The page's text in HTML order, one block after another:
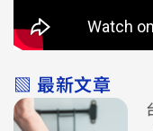
▧ 最新文章